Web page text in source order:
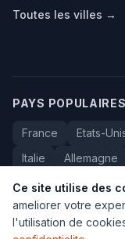
Toutes les villes →
PAYS POPULAIRES
France Etats-
Italie
Allemagne
Bresil
Algerie
Ce site utilise des
ameliorer votre
l'utilisation de